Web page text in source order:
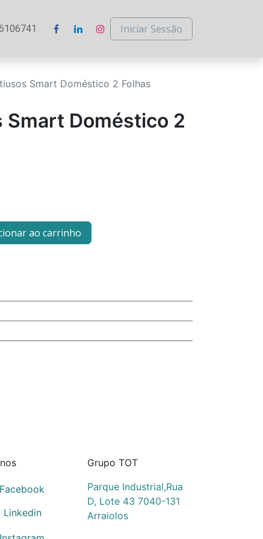
Iniciar Sessão
Smart Doméstico 2 Folhas
Smart Doméstico 2
ao carrinho
Grupo TOT
Parque Industrial,Rua
D, Lote 43 7040-131
Arraiolos
Facebook
Linkedin